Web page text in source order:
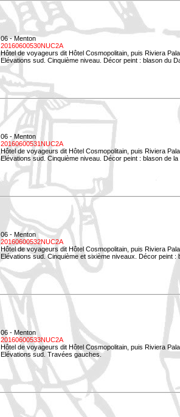
06 - Menton
20160600530NUC2A
Hôtel de voyageurs dit Hôtel Cosmopolitain, puis Riviera
Elévations sud. Cinquième niveau. Décor peint : blason du
06 - Menton
20160600531NUC2A
Hôtel de voyageurs dit Hôtel Cosmopolitain, puis Riviera
Elévations sud. Cinquième niveau. Décor peint : blason de la
06 - Menton
20160600532NUC2A
Hôtel de voyageurs dit Hôtel Cosmopolitain, puis Riviera
Elévations sud. Cinquième et sixième niveaux. Décor peint
06 - Menton
20160600533NUC2A
Hôtel de voyageurs dit Hôtel Cosmopolitain, puis Riviera
Elévations sud. Travées gauches.